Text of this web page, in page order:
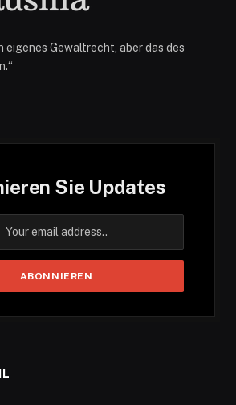
eigenes Gewaltrecht, aber das des
Sie Updates